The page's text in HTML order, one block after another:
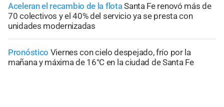
Aceleran el recambio de la flotaSanta Fe renovó más de
70 colectivos y el 40% del servicio ya se presta con
unidades modernizadas
Pronóstico Viernes con cielo despejado, frío por la
mañana y máxima de 16°C en la ciudad de Santa Fe